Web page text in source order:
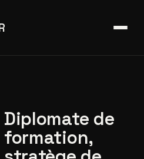
Diplomate de
formation,